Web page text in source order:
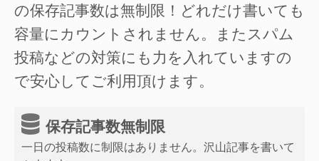
の保存記事数は無制限！どれだけ書いても
容量にカウントされません。またスパム
投稿などの対策にも力を入れていますの
で安心してご利用頂けます。
保存記事数無制限
一日の投稿数に制限はありません。沢山記事を書いて